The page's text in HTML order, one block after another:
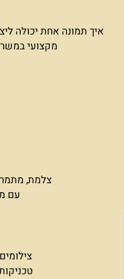
איך תמונה אחת יכולה
מקצועי
צלמת,
עם